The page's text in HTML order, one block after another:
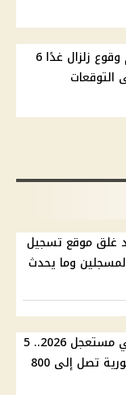
البحوث الفلكية تحسم مزاعم وقوع زلزال غدًا 6
2026..موعد غلق موقع تسجيل
وما يحدث
استخراج بطاقة الرقم القومي مستعجل 2026.. 5
فئات تبدأ من 50 جنيهًا والفورية تصل إلى 800